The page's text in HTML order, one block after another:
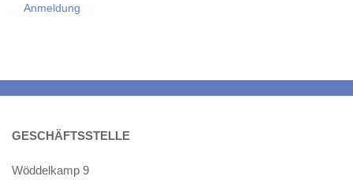
Anmeldung
GESCHÄFTSSTELLE
Wöddelkamp 9